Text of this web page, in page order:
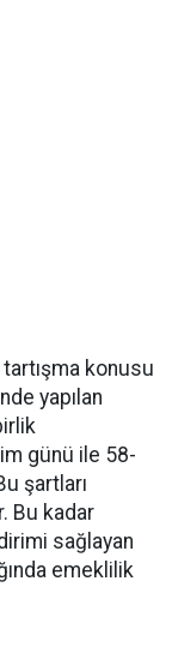
konusu
yapılan
günü ile 58-
şartları
Bu kadar
sağlayan
emeklilik